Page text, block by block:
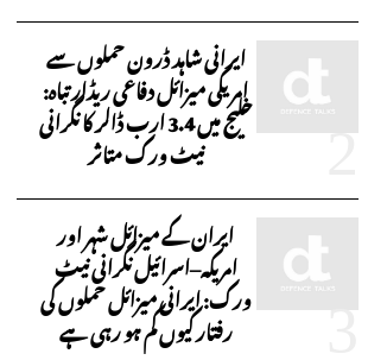
ایرانی شاہد ڈرون حملوں سے
امریکی میزائل دفاعی ریڈار تباہ:
خلیج میں 3.4 ارب ڈالر کا نگرانی
نیٹ ورک متاثر
ایران کے میزائل شہر اور
امریکہ–اسرائیل نگرانی نیٹ
ورک: ایرانی میزائل حملوں کی
رفتار کیوں کم ہو رہی ہے